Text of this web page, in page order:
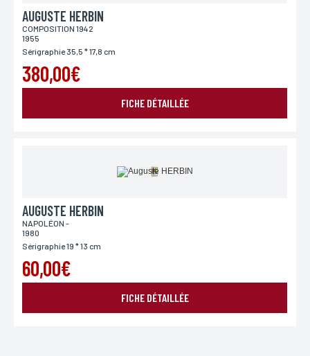
AUGUSTE HERBIN
COMPOSITION 1942
1955
Sérigraphie 35,5 * 17,8 cm
380,00€
FICHE DÉTAILLÉE
AUGUSTE HERBIN
NAPOLÉON -
1980
Sérigraphie 19 * 13 cm
60,00€
FICHE DÉTAILLÉE